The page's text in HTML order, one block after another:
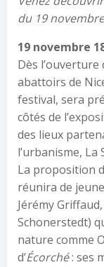
du 19
19 novembre
Dès l’ouverture
abattoirs de
festival, sera
côtés de
des lieux
l’urbanisme, La
La proposition
réunira de
Jérémy
Schonerstedt)
nature comme
d’Écorché: ses